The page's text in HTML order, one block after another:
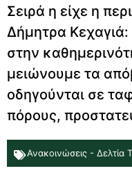
Σειρά η είχε η
Δήμητρα
στην
μειώνουμε τα
οδηγούνται σε
πόρους,
Ανακοινώσεις - Δελτία